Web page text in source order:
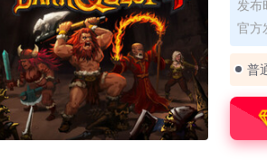
发布
官方
普